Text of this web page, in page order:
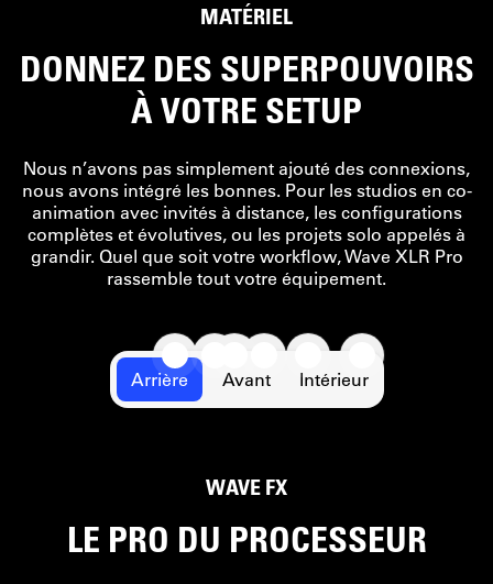
MATÉRIEL
DONNEZ DES SUPERPOUVOIRS
À VOTRE SETUP
Nous n’avons pas simplement ajouté des connexions,
nous avons intégré les bonnes. Pour les studios en co-
animation avec invités à distance, les configurations
complètes et évolutives, ou les projets solo appelés à
grandir. Quel que soit votre workflow, Wave XLR Pro
rassemble tout votre équipement.
Arrière Avant Intérieur
WAVE FX
LE PRO DU PROCESSEUR